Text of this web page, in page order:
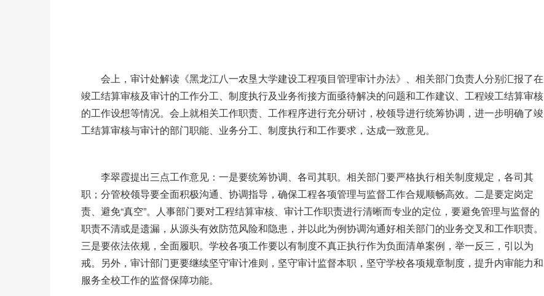
会上，审计处解读《黑龙江八一农垦大学建设工程项目管理审计办法》、相关部门负责人分别汇报了在
竣工结算审核及审计的工作分工、制度执行及业务衔接方面亟待解决的问题和工作建议、工程竣工结算审核
的工作设想等情况。会上就相关工作职责、工作程序进行充分研讨，校领导进行统筹协调，进一步明确了竣
工结算审核与审计的部门职能、业务分工、制度执行和工作要求，达成一致意见。
李翠霞提出三点工作意见：一是要统筹协调、各司其职。相关部门要严格执行相关制度规定，各司其
职；分管校领导要全面积极沟通、协调指导，确保工程各项管理与监督工作合规顺畅高效。二是要定岗定
责、避免“真空”。人事部门要对工程结算审核、审计工作职责进行清晰而专业的定位，要避免管理与监督的
职责不清或是遗漏，从源头有效防范风险和隐患，并以此为例协调沟通好相关部门的业务交叉和工作职责。
三是要依法依规，全面履职。学校各项工作要以有制度不真正执行作为负面清单案例，举一反三，引以为
戒。另外，审计部门更要继续坚守审计准则，坚守审计监督本职，坚守学校各项规章制度，提升内审能力和
服务全校工作的监督保障功能。